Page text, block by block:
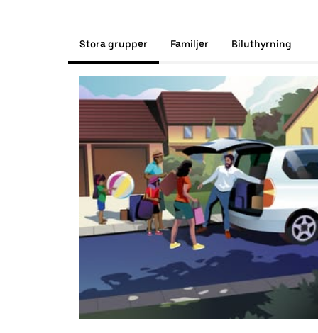
Stora grupper Familjer Biluthyrning